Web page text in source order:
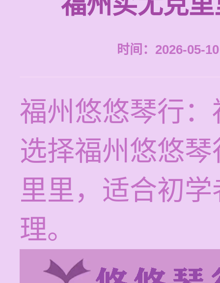
时间：2026-05-
福州悠悠琴行
选择福州悠悠
里里，适合初
理。